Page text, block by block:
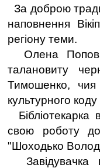
За доброю
наповнення
регіону теми.
Олена
талановиту
Тимошенко, чия
культурного коду
Бібліотекарка
свою роботу
"Шоходько
Завідувачка